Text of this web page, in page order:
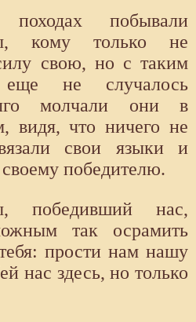
побывали
кому только не
свою, но с таким
не случалось
молчали они в
видя, что ничего не
свои языки и
победителю.
нас,
так осрамить
прости нам нашу
нас здесь, но только